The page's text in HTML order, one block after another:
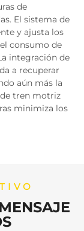
de
El sistema de
y ajusta los
consumo de
integración de
a recuperar
aún más la
tren motriz
minimiza los